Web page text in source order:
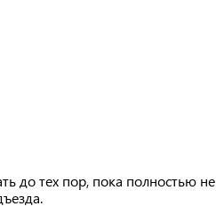
до тех пор, пока полностью